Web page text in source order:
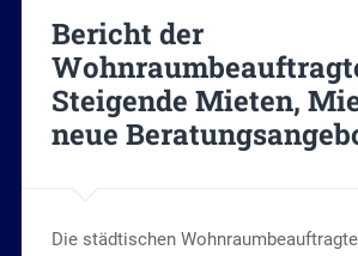
Bericht der
Steigende Mieten,
neue
Die städtischen